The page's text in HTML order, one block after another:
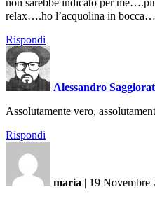
relax….ho l’acquolina in
Rispondi
Alessandro
Assolutamente vero,
Rispondi
maria | 19 Novembre